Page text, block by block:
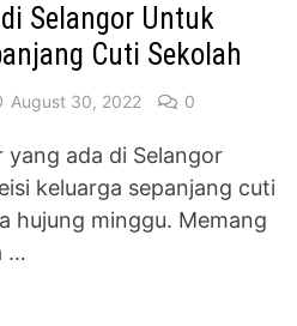
Selangor Untuk
Cuti Sekolah
August 30, 2022 0
ada di Selangor
keluarga sepanjang cuti
hujung minggu. Memang
…